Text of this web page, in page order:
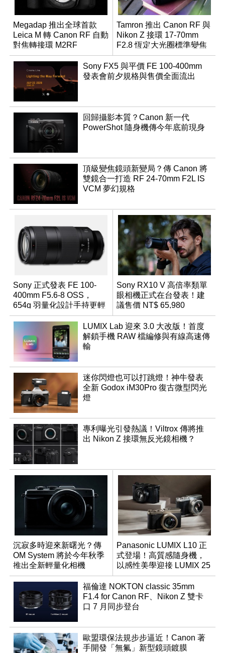
Megadap 推出全球首款
Leica M 轉 Canon RF 自動
對焦轉接環 M2RF
Tamron 推出 Canon RF 與
Nikon Z 接環 17-70mm
F2.8 恆定大光圈標準變焦
鏡
Sony FX5 與平價 FE 100-400mm
發表會前夕規格與售價全面流出
回歸攝影本質？Canon 新一代
PowerShot 隨身機傳今年底前現身
頂級變焦鏡頭新變局？傳 Canon 將
雙鏡合一打造 RF 24-70mm F2L IS
VCM 夢幻規格
Sony 正式發表 FE 100-
400mm F5.6-8 OSS，
654g 羽量化設計手持更輕
鬆
Sony RX10 V 高倍率類單
眼相機正式在台發表！建
議售價 NT$ 65,980
LUMIX Lab 迎來 3.0 大改版！首度
解鎖手機 RAW 檔編修與有線高速傳
輸
迷你閃燈也可以打跳燈！神牛發表
全新 Godox iM30Pro 復古微型閃光
燈
專利曝光引發熱議！Viltrox 傳將推
出 Nikon Z 接環無反光鏡相機？
沉寂多時迎來新曙光？傳
OM System 將於今年秋季
推出全新輕量化相機
Panasonic LUMIX L10 正
式登場！高質感隨身機，
以感性美學迎接 LUMIX 25
週年
福倫達 NOKTON classic 35mm
F1.4 for Canon RF、Nikon Z 雙卡
口 7 月同步登台
歐盟環保法規步步逼近！Canon 著
手開發「無氟」新型鏡頭鍍膜